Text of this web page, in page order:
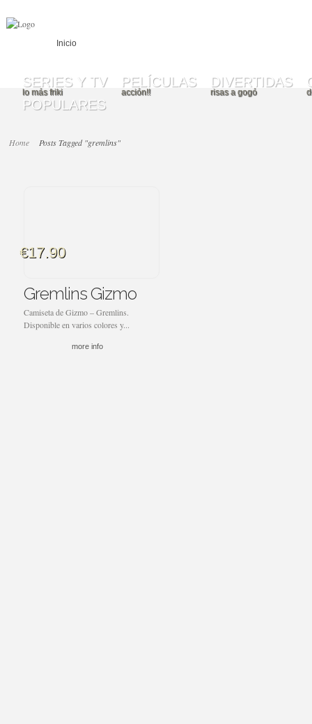
Inicio
SERIES Y TV
lo más friki
PELÍCULAS
acción!!
DIVERTIDAS
risas a gogó
POPULARES
Home Posts Tagged "gremlins"
€17.90
Gremlins Gizmo
Camiseta de Gizmo – Gremlins.
Disponible en varios colores y...
more info